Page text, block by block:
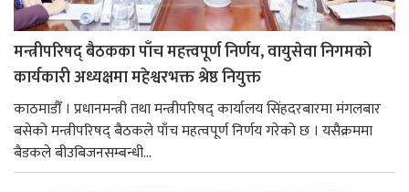
मन्त्रीपरिषद् बैठकका पाँच महत्त्वपूर्ण निर्णय, वायुसेवा निगमको
कार्यकारी अध्यक्षमा महेश्वरभक्त श्रेष्ठ नियुक्त
काठमाडौँ । प्रधानमन्त्री तथा मन्त्रीपरिषद् कार्यालय सिंहदरबारमा मंगलबार
बसेको मन्त्रीपरिषद् बैठकले पाँच महत्वपूर्ण निर्णय गरेको छ । यसैक्रममा
बैडकले बीउबिजनसम्बन्धी...